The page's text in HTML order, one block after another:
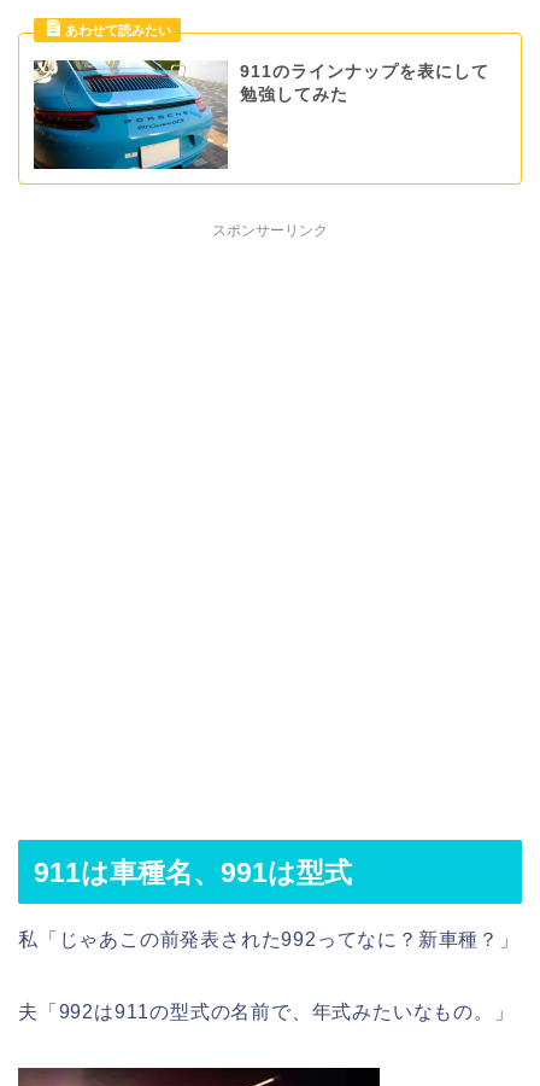
911のラインナップを表にして
勉強してみた
スポンサーリンク
911は車種名、991は型式
私「じゃあこの前発表された992ってなに？新車種？」
夫「992は911の型式の名前で、年式みたいなもの。」